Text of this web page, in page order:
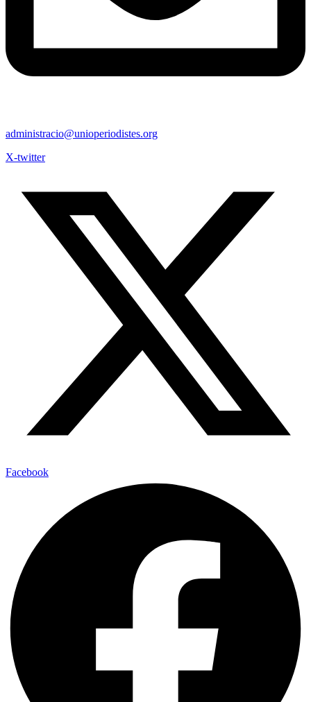
administracio@unioperiodistes.org
X-twitter
Facebook